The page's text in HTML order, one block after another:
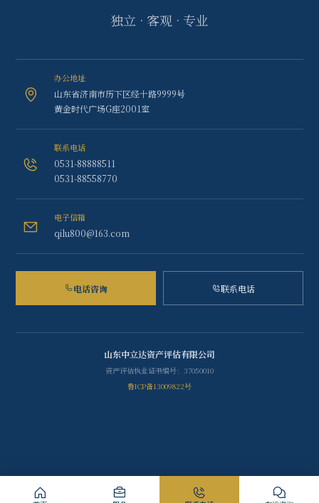
独立 · 客观 · 专业
办公地址
山东省济南市历下区经十路9999号
黄金时代广场G座2001室
联系电话
0531-88888511
0531-88558770
电子信箱
qilu800@163.com
电话咨询 联系电话
山东中立达资产评估有限公司
资产评估执业证书编号：37050010
鲁ICP备13009822号